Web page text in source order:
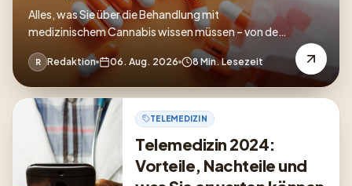
Alles, was Sie über die Behandlung mit
medizinischem Cannabis wissen müssen – von der
Verschreibung bis zur Anwendung.
R Redaktion 06. Aug. 2026 8 Min. Lesezeit
TELEMEDIZIN
Telemedizin 2024:
Vorteile, Nachteile und